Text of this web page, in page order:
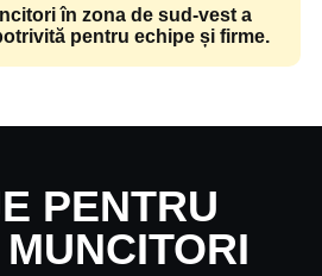
în zona de sud-vest a
pentru echipe și firme.
PENTRU